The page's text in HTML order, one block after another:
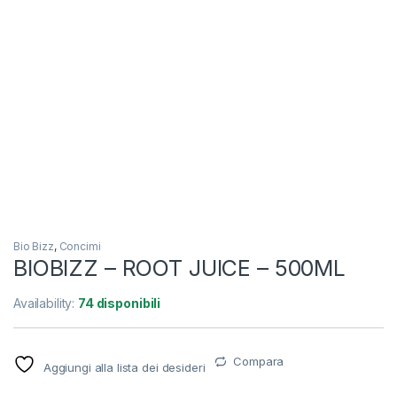
Bio Bizz, Concimi
BIOBIZZ – ROOT JUICE – 500ML
Availability: 74 disponibili
Aggiungi alla lista dei desideri Compara